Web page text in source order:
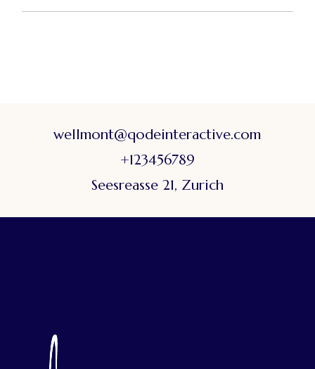
wellmont@qodeinteractive.com
+123456789
Seesreasse 21, Zurich